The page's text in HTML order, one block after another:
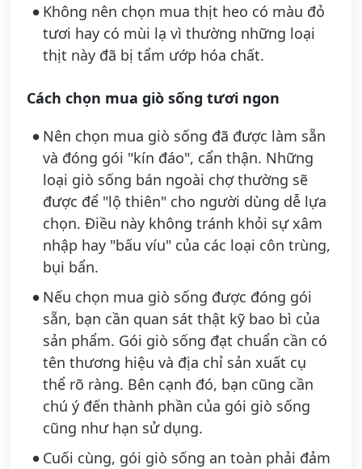
Không nên chọn mua thịt heo có màu đỏ
tươi hay có mùi lạ vì thường những loại
thịt này đã bị tẩm ướp hóa chất.
Cách chọn mua giò sống tươi ngon
Nên chọn mua giò sống đã được làm sẵn
và đóng gói "kín đáo", cẩn thận. Những
loại giò sống bán ngoài chợ thường sẽ
được để "lộ thiên" cho người dùng dễ lựa
chọn. Điều này không tránh khỏi sự xâm
nhập hay "bấu víu" của các loại côn trùng,
bụi bẩn.
Nếu chọn mua giò sống được đóng gói
sẵn, bạn cần quan sát thật kỹ bao bì của
sản phẩm. Gói giò sống đạt chuẩn cần có
tên thương hiệu và địa chỉ sản xuất cụ
thể rõ ràng. Bên cạnh đó, bạn cũng cần
chú ý đến thành phần của gói giò sống
cũng như hạn sử dụng.
Cuối cùng, gói giò sống an toàn phải đảm